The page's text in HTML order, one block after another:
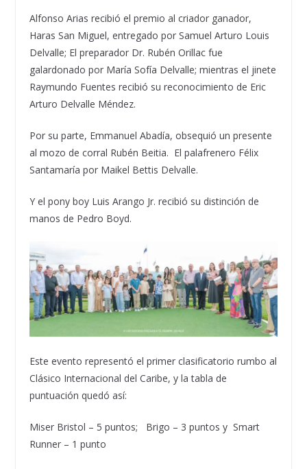
Alfonso Arias recibió el premio al criador ganador,
Haras San Miguel, entregado por Samuel Arturo Louis
Delvalle; El preparador Dr. Rubén Orillacfue
galardonado por María Sofía Delvalle; mientras el jinete
Raymundo Fuentes recibió su reconocimiento de Eric
Arturo Delvalle Méndez.
Por su parte, Emmanuel Abadía, obsequió un presente
al mozo de corral Rubén Beitia. El palafrenero Félix
Santamaría por Maikel Bettis Delvalle.
Y el pony boyLuis Arango Jr. recibió su distinción de
manos de Pedro Boyd.
Este evento representó el primer clasificatorio rumbo al
Clásico Internacional del Caribe, y la tabla de
puntuación quedó así:
Miser Bristol – 5 puntos; Brigo – 3 puntos y Smart
Runner – 1 punto